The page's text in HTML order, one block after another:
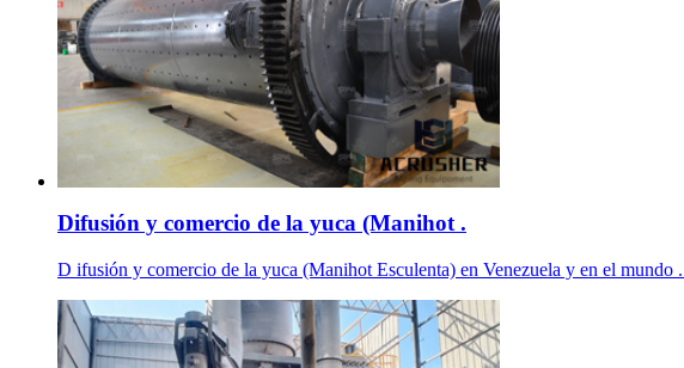
Difusión y comercio de la yuca (Manihot .
D ifusión y comercio de la yuca (Manihot Esculenta) en Venezuela y en el